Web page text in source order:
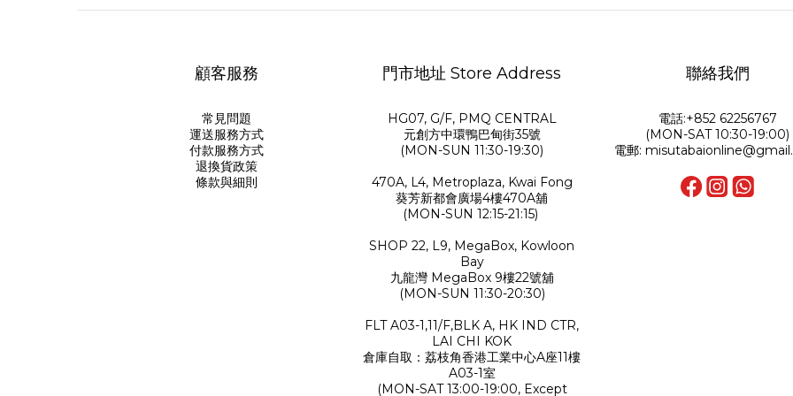
顧客服務
常見問題
運送服務方式
付款服務方式
退換貨政策
條款與細則
門市地址 Store Address
HG07, G/F, PMQ CENTRAL
元創方中環鴨巴甸街35號
(MON-SUN 11:30-19:30)
470A, L4, Metroplaza, Kwai Fong
葵芳新都會廣場4樓470A舖
(MON-SUN 12:15-21:15)
SHOP 22, L9, MegaBox, Kowloon
Bay
九龍灣 MegaBox 9樓22號舖
(MON-SUN 11:30-20:30)
FLT A03-1,11/F,BLK A, HK IND CTR,
LAI CHI KOK
倉庫自取：荔枝角香港工業中心A座11樓
A03-1室
(MON-SAT 13:00-19:00, Except
聯絡我們
電話:+852 62256767
(MON-SAT 10:30-19:00)
電郵: